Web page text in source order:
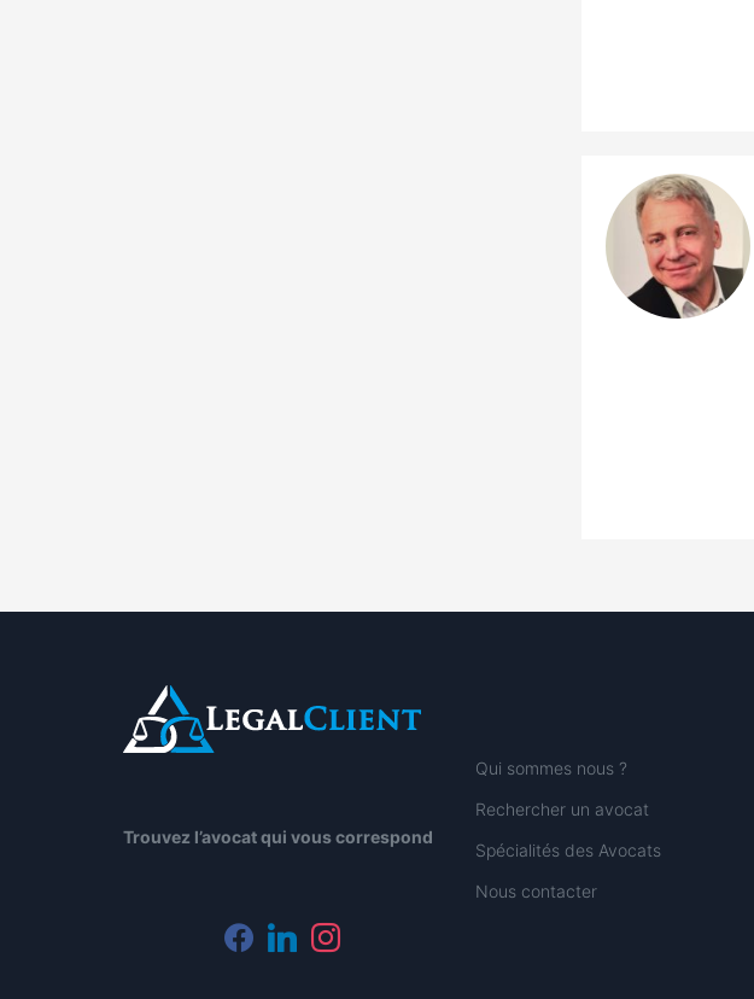
Trouvez l’avocat qui vous correspond
facebooklinkedininstagram
Qui sommes nous ?
Rechercher un avocat
Spécialités des Avocats
Nous contacter